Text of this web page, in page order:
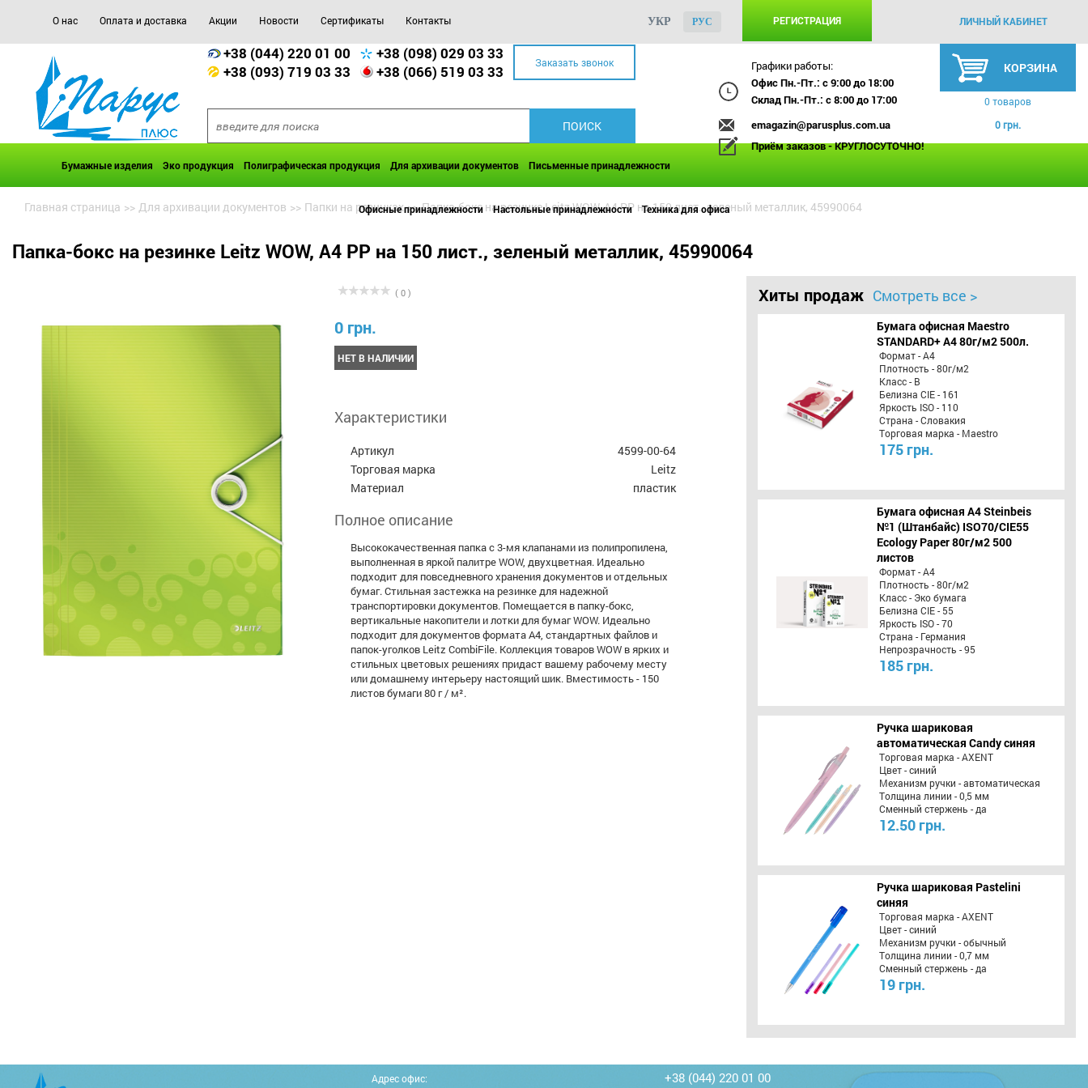
О нас Оплата и доставка Акции Новости Сертификаты Контакты РЕГИСТРАЦИЯ ЛИЧНЫЙ КАБИНЕТ
УКР РУС
+38 (044) 220 01 00
+38 (098) 029 03 33
+38 (093) 719 03 33
+38 (066) 519 03 33 Заказать звонок
Графики работы:
Офис Пн.-Пт.: с 9:00 до 18:00
Склад Пн.-Пт.: с 8:00 до 17:00
emagazin@parusplus.com.ua
Приём заказов - КРУГЛОСУТОЧНО!
КОРЗИНА
0 товаров
0 грн.
Бумажные изделия Эко продукция Полиграфическая продукция Для архивации документов Письменные принадлежности
Офисные принадлежности Настольные принадлежности Техника для офиса
Главная страница >> Для архивации документов >> Папки на резинках >> Папка-бокс на резинке Leitz WOW, A4 PP на 150 лист., зеленый металлик, 45990064
Папка-бокс на резинке Leitz WOW, A4 PP на 150 лист., зеленый металлик, 45990064
( 0 )
0 грн.
НЕТ В НАЛИЧИИ
Характеристики
Артикул
4599-00-64
Торговая марка
Leitz
Материал
пластик
Полное описание
Высококачественная папка с 3-мя клапанами из полипропилена,
выполненная в яркой палитре WOW, двухцветная. Идеально
подходит для повседневного хранения документов и отдельных
бумаг. Стильная застежка на резинке для надежной
транспортировки документов. Помещается в папку-бокс,
вертикальные накопители и лотки для бумаг WOW. Идеально
подходит для документов формата A4, стандартных файлов и
папок-уголков Leitz CombiFile. Коллекция товаров WOW в ярких и
стильных цветовых решениях придаст вашему рабочему месту
или домашнему интерьеру настоящий шик. Вместимость - 150
листов бумаги 80 г / м².
Хиты продаж Смотреть все >
Бумага офисная Maestro
STANDARD+ А4 80г/м2 500л.
Формат - А4
Плотность - 80г/м2
Класс - B
Белизна CIE - 161
Яркость ISO - 110
Страна - Словакия
Торговая марка - Maestro
175 грн.
Бумага офисная A4 Steinbeis
№1 (Штанбайс) ISO70/СІЕ55
Ecology Paper 80г/м2 500
листов
Формат - А4
Плотность - 80г/м2
Класс - Эко бумага
Белизна CIE - 55
Яркость ISO - 70
Страна - Германия
Непрозрачность - 95
185 грн.
Ручка шариковая
автоматическая Candy синяя
Торговая марка - AXENT
Цвет - синий
Механизм ручки - автоматическая
Толщина линии - 0,5 мм
Сменный стержень - да
12.50 грн.
Ручка шариковая Pastelini
синяя
Торговая марка - AXENT
Цвет - синий
Механизм ручки - обычный
Толщина линии - 0,7 мм
Сменный стержень - да
19 грн.
Адрес офис:
+38 (044) 220 01 00